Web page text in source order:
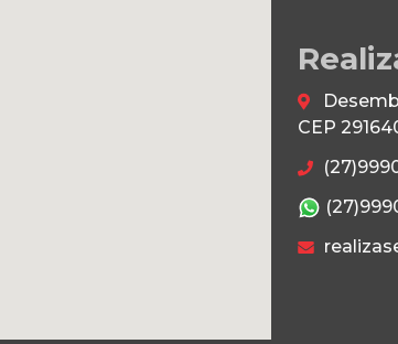
CEP